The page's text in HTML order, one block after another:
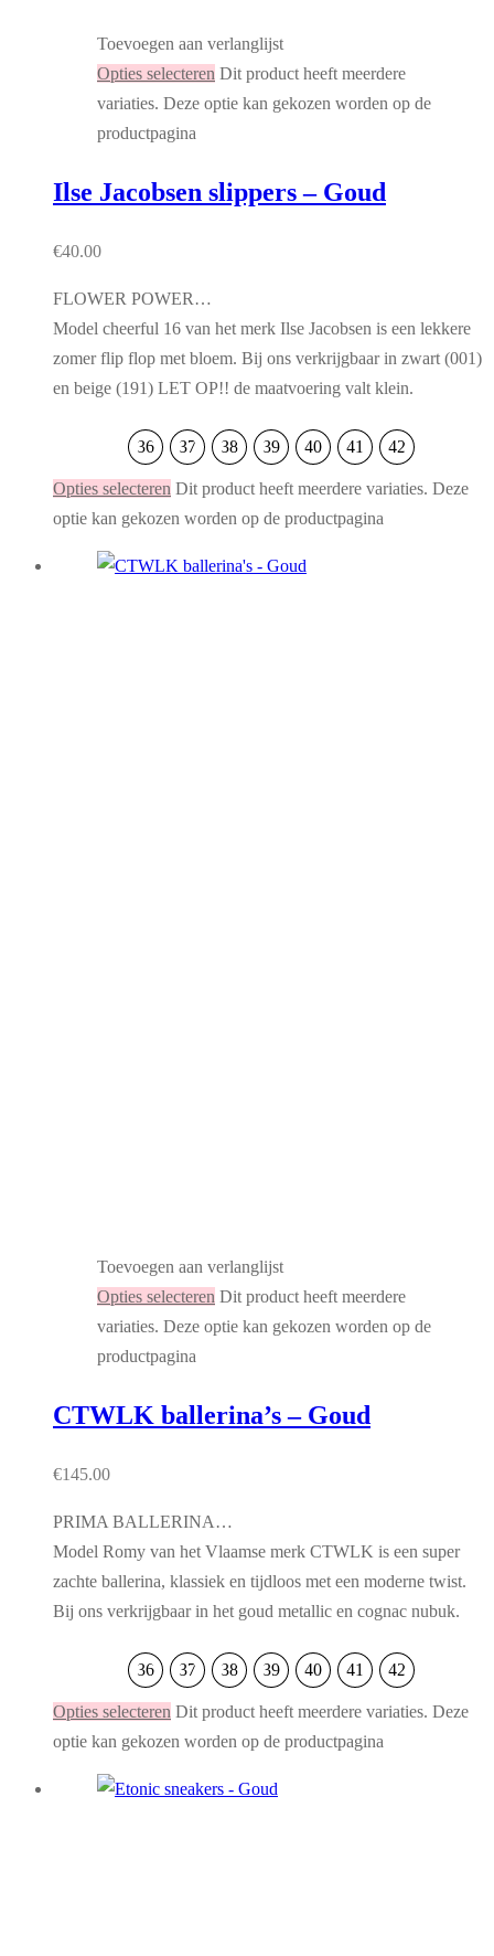
Toevoegen aan verlanglijst
Opties selecteren Dit product heeft meerdere
variaties. Deze optie kan gekozen worden op de
productpagina
Ilse Jacobsen slippers – Goud
€40.00
FLOWER POWER…
Model cheerful 16 van het merk Ilse Jacobsen is een lekkere
zomer flip flop met bloem. Bij ons verkrijgbaar in zwart (001)
en beige (191) LET OP!! de maatvoering valt klein.
36 37 38 39 40 41 42
Opties selecteren Dit product heeft meerdere variaties. Deze
optie kan gekozen worden op de productpagina
Toevoegen aan verlanglijst
Opties selecteren Dit product heeft meerdere
variaties. Deze optie kan gekozen worden op de
productpagina
CTWLK ballerina’s – Goud
€145.00
PRIMA BALLERINA…
Model Romy van het Vlaamse merk CTWLK is een super
zachte ballerina, klassiek en tijdloos met een moderne twist.
Bij ons verkrijgbaar in het goud metallic en cognac nubuk.
36 37 38 39 40 41 42
Opties selecteren Dit product heeft meerdere variaties. Deze
optie kan gekozen worden op de productpagina